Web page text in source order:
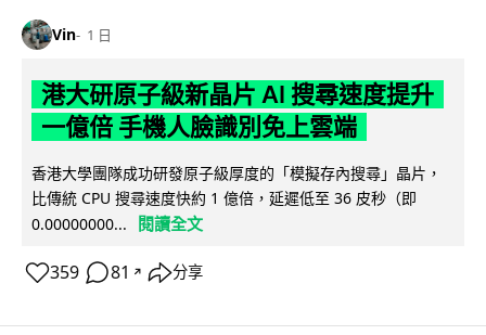
Vin 1 日
港大研原子級新晶片 AI 搜尋速度提升
一億倍 手機人臉識別免上雲端
香港大學團隊成功研發原子級厚度的「模擬存內搜尋」晶片，
比傳統 CPU 搜尋速度快約 1 億倍，延遲低至 36 皮秒（即
0.00000000...
閱讀全文
359 81 ↗ 分享